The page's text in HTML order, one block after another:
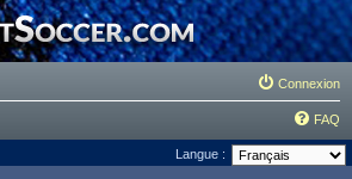
Connexion
FAQ
Langue :